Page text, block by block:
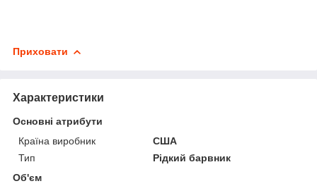
Приховати
Характеристики
Основні атрибути
Країна виробник
США
Тип
Рідкий барвник
Об'єм